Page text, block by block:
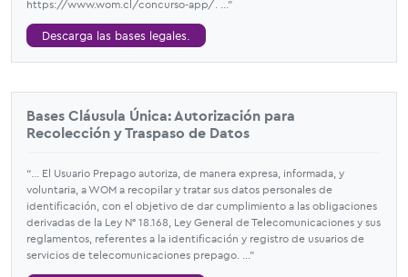
https://www.wom.cl/concurso-app/. ...”
Descarga las bases legales.
Bases Cláusula Única: Autorización para
Recolección y Traspaso de Datos
“... El Usuario Prepago autoriza, de manera expresa, informada, y
voluntaria, a WOM a recopilar y tratar sus datos personales de
identificación, con el objetivo de dar cumplimiento a las obligaciones
derivadas de la Ley N° 18.168, Ley General de Telecomunicaciones y sus
reglamentos, referentes a la identificación y registro de usuarios de
servicios de telecomunicaciones prepago. ...”